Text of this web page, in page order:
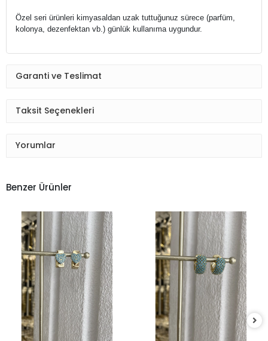
Özel seri ürünleri kimyasaldan uzak tuttuğunuz sürece (parfüm,
kolonya, dezenfektan vb.) günlük kullanıma uygundur.
Garanti ve Teslimat
Taksit Seçenekleri
Yorumlar
Benzer Ürünler